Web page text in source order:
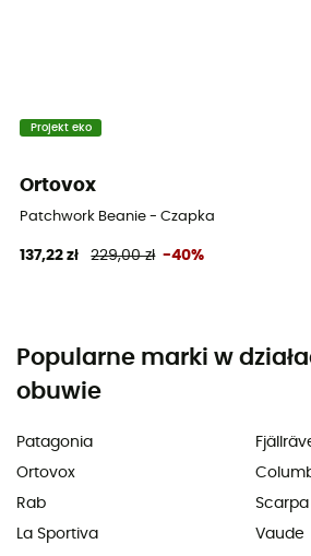
Projekt eko
Ortovox
Patchwork Beanie - Czapka
137,22 zł 229,00 zł -40%
Popularne marki w
obuwie
Patagonia
Ortovox
Rab
La Sportiva
Scarpa
Vaude